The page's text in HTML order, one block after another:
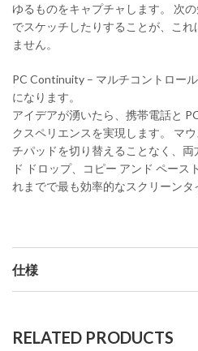
ゆるものをキャプチャします。 次
でスケッチしたりすることが、こ
ません。
PC Continuity – マルチコントロー
になります。
アイデアが湧いたら、携帯電話と
クスペリエンスを実現します。 マ
チパッドを切り替えることなく、
ド ドロップ、コピー アンド ペース
れまでで最も効率的なスクリーンタ
仕様
RELATED PRODUCTS